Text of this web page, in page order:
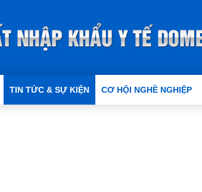
TIN TỨC & SỰ KIỆN CƠ HỘI NGHỀ NGHIỆP